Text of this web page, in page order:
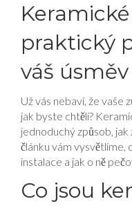
praktický
váš úsměv
Už vás nebaví, že vaše
jak byste chtěli?
jednoduchý způsob,
článku vám vysvětlíme,
instalace a jak o ně
Co jsou